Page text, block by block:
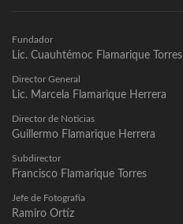
Fundador
Lic. Cuauhtémoc Flamarique Torres
Director General
Lic. Marcela Flamarique Herrera
Director de Noticias
Guillermo Flamarique Herrera
Subdirector
Francisco Flamarique Torres
Jefe de Fotografía
Ramiro Ortíz